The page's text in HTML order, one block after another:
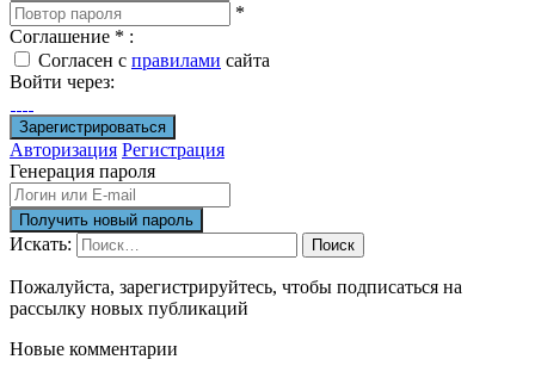
*
Соглашение * :
Согласен с правилами сайта
Войти через:
Авторизация Регистрация
Генерация пароля
Искать: Поиск
Пожалуйста, зарегистрируйтесь, чтобы подписаться на
рассылку новых публикаций
Новые комментарии